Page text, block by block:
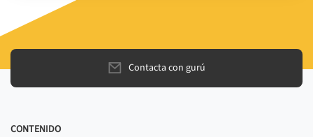
Contacta con gurú
CONTENIDO